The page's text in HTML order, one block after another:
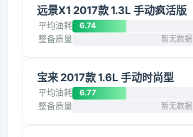
远景X1 2017款 1.3L 手动疯活版
平均油耗 6.74
整备质量 暂无数据
宝来 2017款 1.6L 手动时尚型
平均油耗 6.77
整备质量 暂无数据